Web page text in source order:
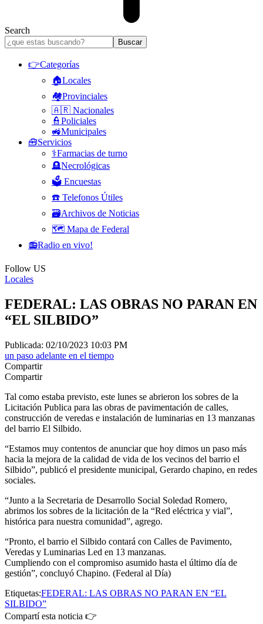
Search
👉Categorías
🏠Locales
🏘️Provinciales
🇦🇷 Nacionales
👮Policiales
🚜Municipales
🧰Servicios
⚕️Farmacias de turno
🪦Necrológicas
🗳️ Encuestas
☎️ Telefonos Útiles
🗃️Archivos de Noticias
🗺️ Mapa de Federal
📻Radio en vivo!
Follow US
Locales
FEDERAL: LAS OBRAS NO PARAN EN
“EL SILBIDO”
Publicada: 02/10/2023 10:03 PM
un paso adelante en el tiempo
Compartir
Compartir
Tal como estaba previsto, este lunes se abrieron los sobres de la
Licitación Publica para las obras de pavimentación de calles,
construcción de veredas e instalación de luminarias en 13 manzanas
del barrio El Silbido.
“Estamos muy contentos de anunciar que hoy dimos un paso más
hacia la mejora de la calidad de vida de los vecinos del barrio el
Silbido”, publicó el presidente municipal, Gerardo chapino, en redes
sociales.
“Junto a la Secretaria de Desarrollo Social Soledad Romero,
abrimos los sobres de la licitación de la “Red eléctrica y vial”,
histórica para nuestra comunidad”, agrego.
“Pronto, el barrio el Silbido contará con Calles de Pavimento,
Veredas y Luminarias Led en 13 manzanas.
Cumpliendo con el compromiso asumido hasta el último día de
gestión”, concluyó Chapino. (Federal al Día)
Etiquetas:FEDERAL: LAS OBRAS NO PARAN EN “EL
SILBIDO”
Compartí esta noticia 👉